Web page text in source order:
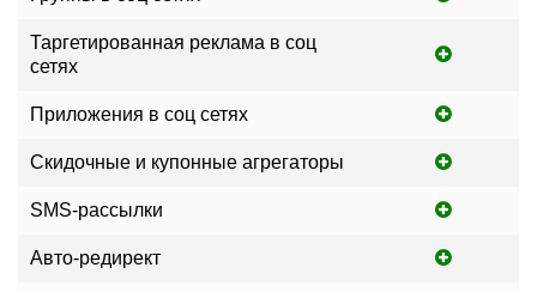
Таргетированная реклама в соц
сетях
Приложения в соц сетях
Скидочные и купонные агрегаторы
SMS-рассылки
Авто-редирект